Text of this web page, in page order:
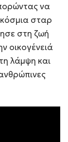
να
σταρ
στη ζωή
οικογένειά
λάμψη και